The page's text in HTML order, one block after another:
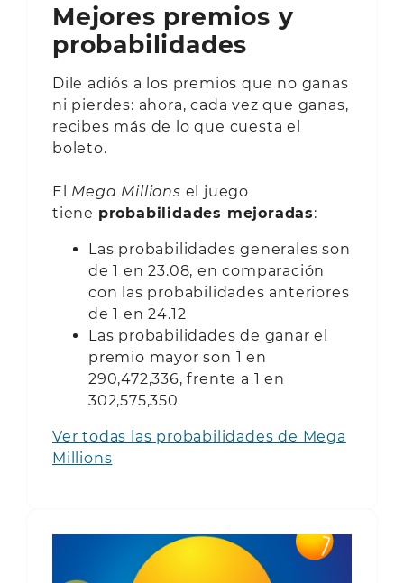
Mejores premios y
probabilidades
Dile adiós a los premios que no ganas
ni pierdes: ahora, cada vez que ganas,
recibes más de lo que cuesta el
boleto.
El Mega Millions el juego
tiene probabilidades mejoradas:
Las probabilidades generales son
de 1 en 23.08, en comparación
con las probabilidades anteriores
de 1 en 24.12
Las probabilidades de ganar el
premio mayor son 1 en
290,472,336, frente a 1 en
302,575,350
Ver todas las probabilidades de Mega
Millions